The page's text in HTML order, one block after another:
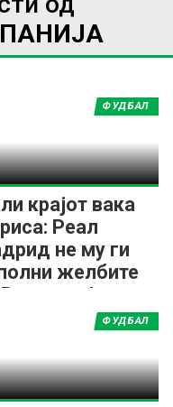
крајот вака
Реал
не му ги
желбите
Винициус!
ФУДБАЛ
ФУДБАЛ